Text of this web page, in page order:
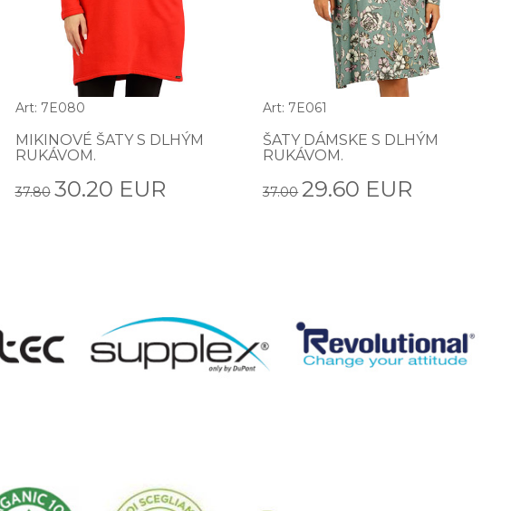
Art: 7E080
MIKINOVÉ ŠATY S DLHÝM
RUKÁVOM.
37.80 30.20 EUR
Art: 7E061
ŠATY DÁMSKE S DLHÝM
RUKÁVOM.
37.00 29.60 EUR